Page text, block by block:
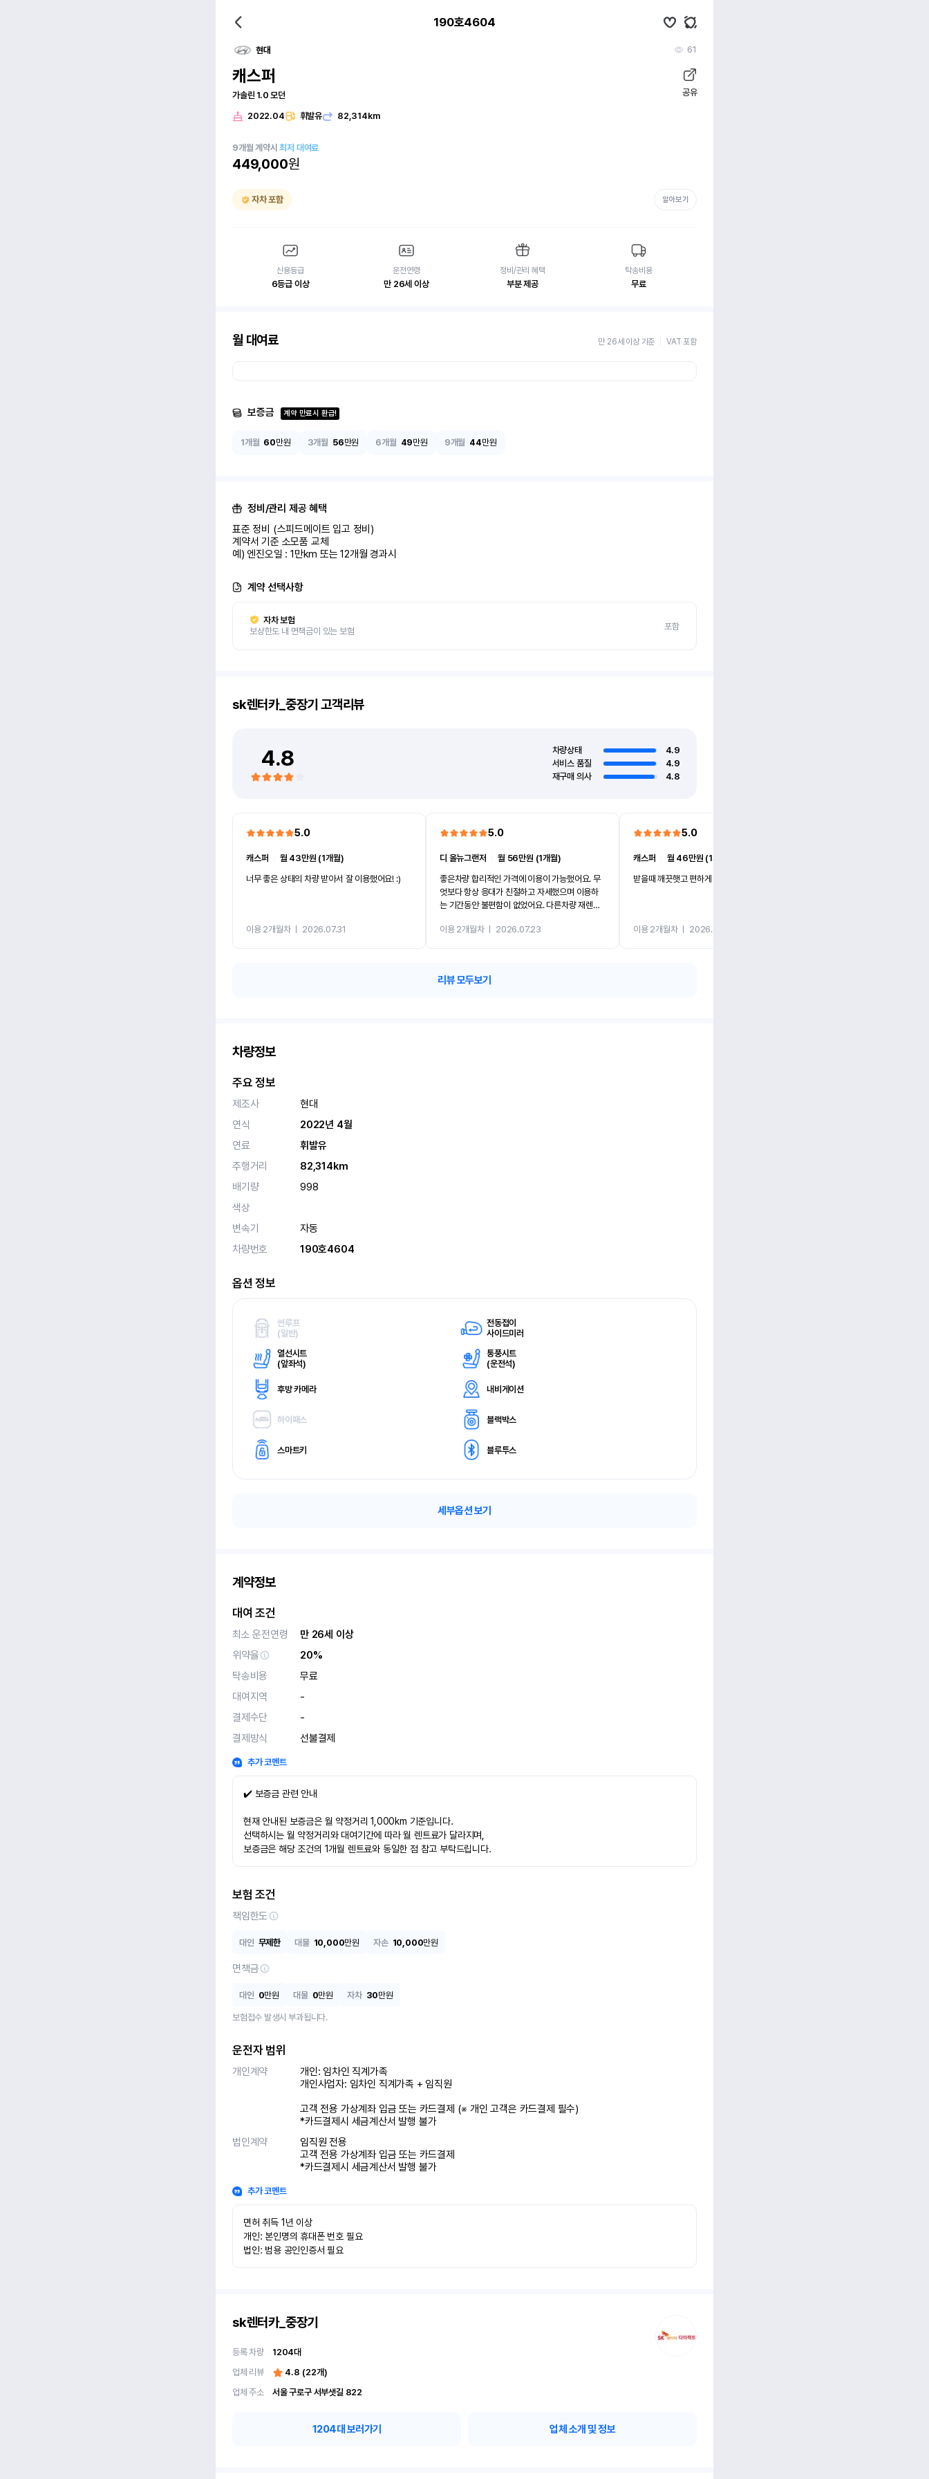
190호4604
현대 61
캐스퍼
가솔린 1.0 모던 공유
2022.04 휘발유 82,314km
9개월 계약시최저 대여료
449,000원
자차 포함 알아보기
신용등급
6등급 이상
운전연령
만 26세 이상
정비/관리 혜택
부분 제공
탁송비용
무료
월 대여료 만 26세 이상 기준 VAT 포함
보증금 계약 만료시 환급!
1개월 60만원 3개월 56만원 6개월 49만원 9개월 44만원
정비/관리 제공 혜택
표준 정비 (스피드메이트 입고 정비)
계약서 기준 소모품 교체
예) 엔진오일 : 1만km 또는 12개월 경과시
계약 선택사항
자차 보험
보상한도 내 면책금이 있는 보험
포함
sk렌터카_중장기 고객리뷰
4.8 차량상태
4.9
서비스 품질
4.9
재구매 의사
4.8
5.0
캐스퍼
월 43만원 (1개월)
너무 좋은 상태의 차량 받아서 잘 이용했어요! :)
이용 2개월차ㅣ 2026.07.31
5.0
디 올뉴그랜저 ㅣ월 56만원 (1개월)
좋은차량 합리적인 가격에 이용이 가능했어요. 무
엇보다 항상 응대가 친절하고 자세했으며 이용하
는 기간동안 불편함이 없었어요. 다른차량 재렌트
카 렌트 고민없이 강추합니다!!
이용 2개월차ㅣ 2026.07.23
5.0
캐스퍼
월 46만원 (1개월)
받을때 깨끗햇고 편하게 잘이용했습니다!
이용 2개월차ㅣ 2026.07.08
리뷰 모두보기
차량정보
주요 정보
제조사
현대
연식
2022년 4월
연료
휘발유
주행거리
82,314km
배기량
998
색상
변속기
자동
차량번호
190호4604
옵션 정보
썬루프
(일반)
전동접이
사이드미러
열선시트
(앞좌석)
통풍시트
(운전석)
후방 카메라 내비게이션
하이패스 블랙박스
스마트키 블루투스
세부옵션 보기
계약정보
대여 조건
최소 운전연령
만 26세 이상
위약율
20%
탁송비용
무료
대여지역
-
결제수단
-
결제방식
선불결제
추가 코멘트
✔️ 보증금 관련 안내
현재 안내된 보증금은 월 약정거리 1,000km 기준입니다.
선택하시는 월 약정거리와 대여기간에 따라 월 렌트료가 달라지며,
보증금은 해당 조건의 1개월 렌트료와 동일한 점 참고 부탁드립니다.
보험 조건
책임한도
대인 무제한 대물 10,000만원 자손 10,000만원
면책금
대인 0만원 대물 0만원 자차 30만원
보험접수 발생시 부과됩니다.
운전자 범위
개인계약
개인: 임차인 직계가족
개인사업자: 임차인 직계가족 + 임직원
고객 전용 가상계좌 입금 또는 카드결제 (※ 개인 고객은 카드결제 필수)
*카드결제시 세금계산서 발행 불가
법인계약
임직원 전용
고객 전용 가상계좌 입금 또는 카드결제
*카드결제시 세금계산서 발행 불가
추가 코멘트
면허 취득 1년 이상
개인: 본인명의 휴대폰 번호 필요
법인: 범용 공인인증서 필요
sk렌터카_중장기
등록 차량 1204대
업체 리뷰
4.8 (22개)
업체 주소
서울 구로구 서부샛길 822
1204대 보러가기 업체 소개 및 정보